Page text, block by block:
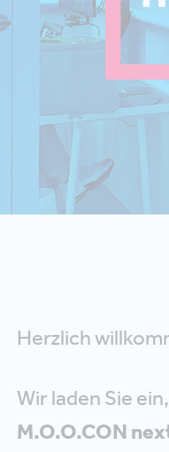
Herzlich
Wir laden Sie
M.O.O.CON